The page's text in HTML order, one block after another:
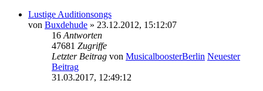
Lustige Auditionsongs
von Buxdehude » 23.12.2012, 15:12:07
16 Antworten
47681 Zugriffe
Letzter Beitrag von MusicalboosterBerlin Neuester
Beitrag
31.03.2017, 12:49:12